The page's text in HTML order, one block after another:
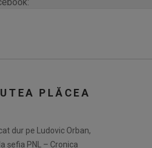
PLĂCEA
dur pe Ludovic Orban,
șefia PNL – Cronica